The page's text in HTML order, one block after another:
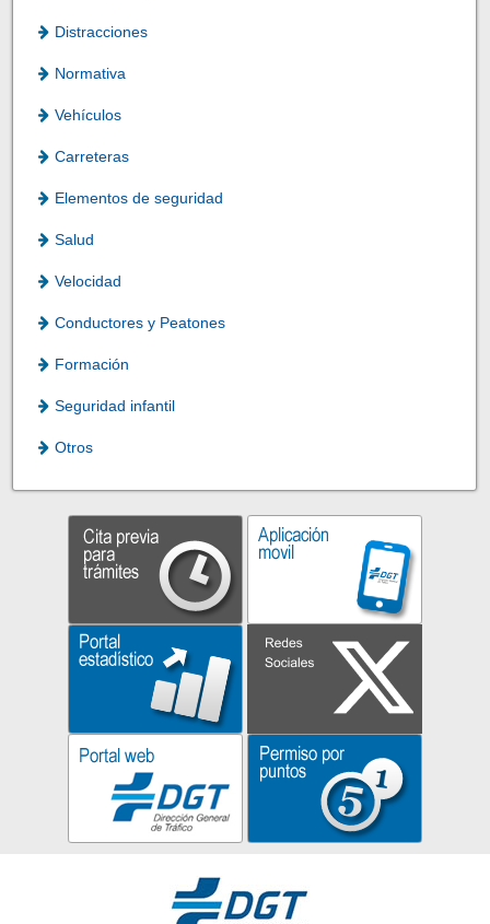
Distracciones
Normativa
Vehículos
Carreteras
Elementos de seguridad
Salud
Velocidad
Conductores y Peatones
Formación
Seguridad infantil
Otros